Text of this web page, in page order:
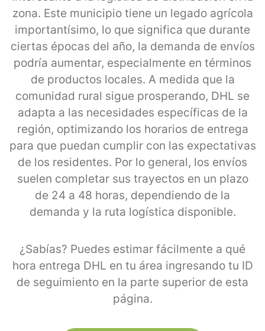
zona. Este municipio tiene un legado agrícola
importantísimo, lo que significa que durante
ciertas épocas del año, la demanda de envíos
podría aumentar, especialmente en términos
de productos locales. A medida que la
comunidad rural sigue prosperando, DHL se
adapta a las necesidades específicas de la
región, optimizando los horarios de entrega
para que puedan cumplir con las expectativas
de los residentes. Por lo general, los envíos
suelen completar sus trayectos en un plazo
de 24 a 48 horas, dependiendo de la
demanda y la ruta logística disponible.
¿Sabías? Puedes estimar fácilmente a qué
hora entrega DHL en tu área ingresando tu ID
de seguimiento en la parte superior de esta
página.